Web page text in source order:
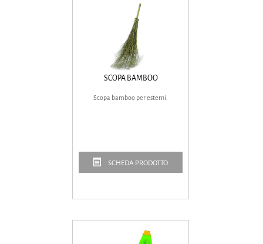
SCOPA BAMBOO
Scopa bamboo per esterni.
SCHEDA PRODOTTO